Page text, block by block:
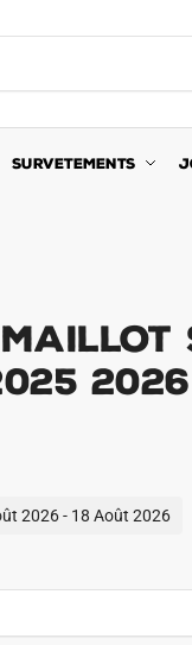
SURVETEMENTS
Maillot
2026 - 18 Août 2026